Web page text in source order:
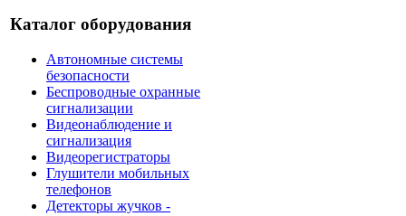
Каталог оборудования
Автономные системы
безопасности
Беспроводные охранные
сигнализации
Видеонаблюдение и
сигнализация
Видеорегистраторы
Глушители мобильных
телефонов
Детекторы жучков -